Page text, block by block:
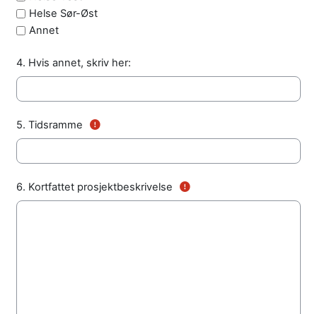
Helse Sør-Øst
Annet
4. Hvis annet, skriv her:
5. Tidsramme
6. Kortfattet prosjektbeskrivelse